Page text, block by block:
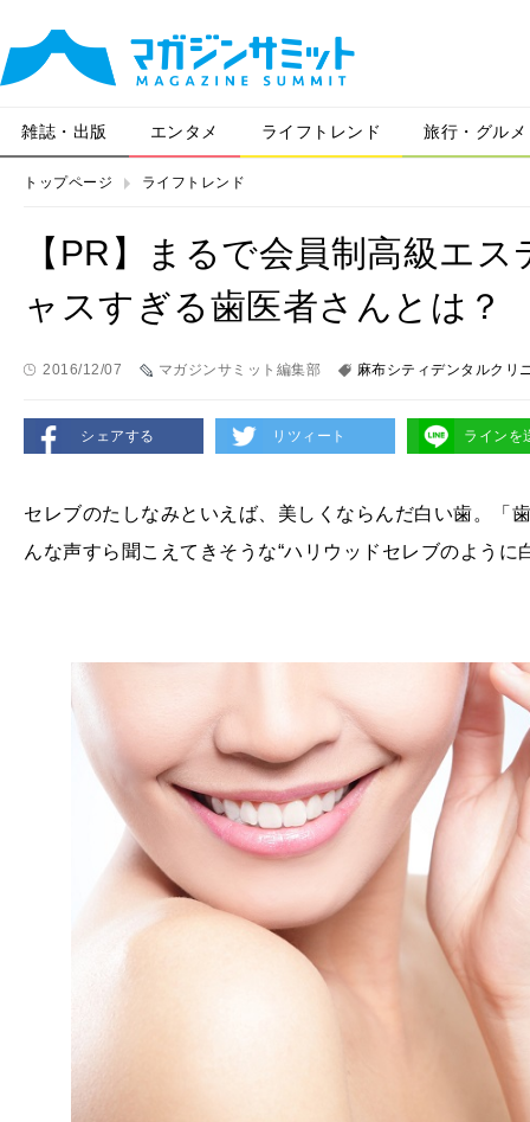
雑誌・出版 エンタメ ライフトレンド 旅行・グルメ
トップページ ライフトレンド
【PR】まるで会員制高級エ
ャスすぎる歯医者さんとは？
2016/12/07 マガジンサミット編集部 麻布シティデンタルクリ
シェアする リツィート ラインを
セレブのたしなみといえば、美しくならんだ白い歯。「
んな声すら聞こえてきそうな“ハリウッドセレブのよう